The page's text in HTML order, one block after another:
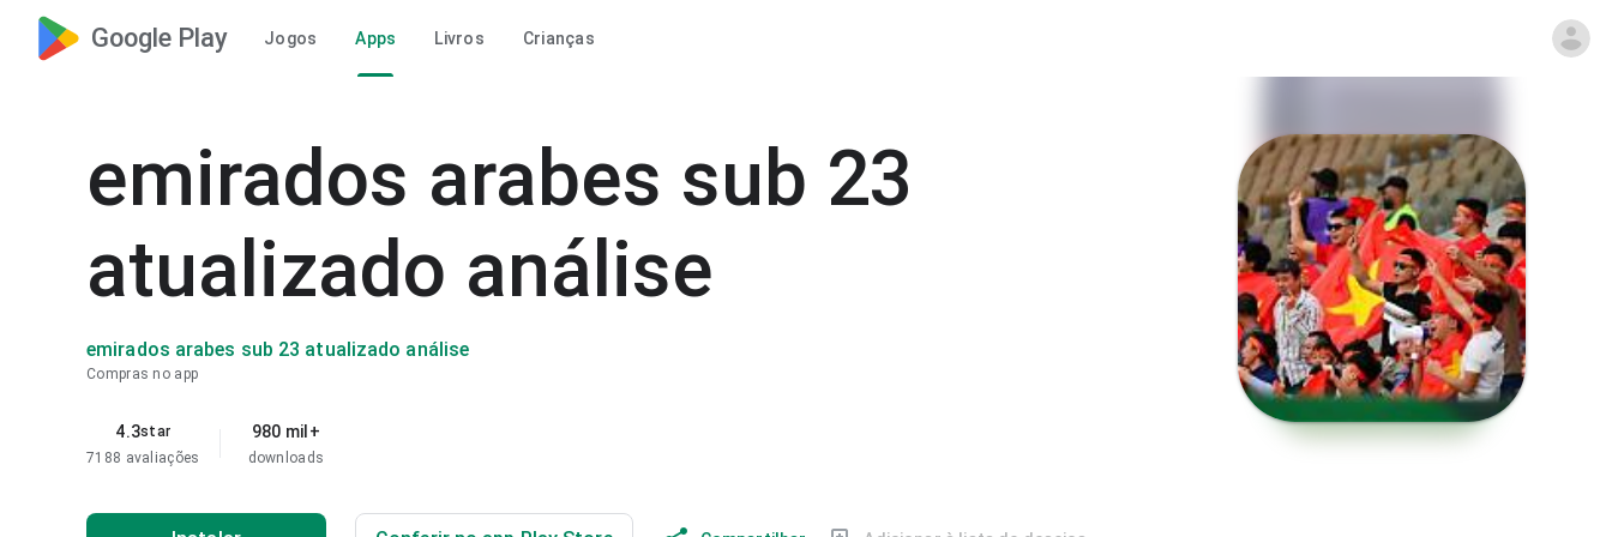
Google Play Jogos Apps Livros Crianças
emirados arabes sub 23
atualizado análise
emirados arabes sub 23 atualizado análise
Compras no app
4.3star
7188 avaliações
980 mil+
downloads